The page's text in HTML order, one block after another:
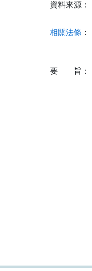
資料來源：
相關法條 ：
要
旨：